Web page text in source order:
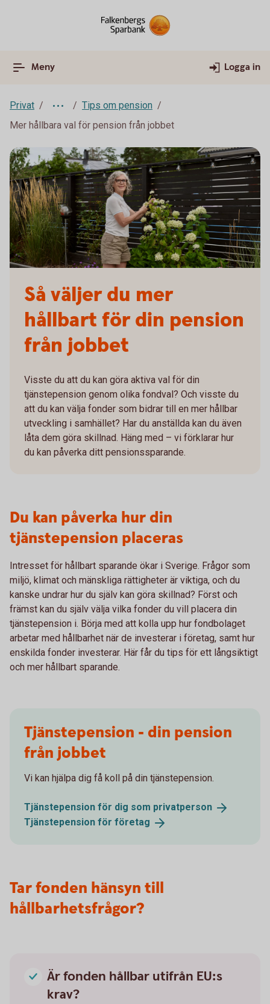
Meny Logga in
Privat
Tips om pension
Mer hållbara val för pension från jobbet
Så väljer du mer
hållbart för din pension
från jobbet
Visste du att du kan göra aktiva val för din
tjänstepension genom olika fondval? Och visste du
att du kan välja fonder som bidrar till en mer hållbar
utveckling i samhället? Har du anställda kan du även
låta dem göra skillnad. Häng med – vi förklarar hur
du kan påverka ditt pensionssparande.
Du kan påverka hur din
tjänstepension placeras
Intresset för hållbart sparande ökar i Sverige. Frågor som
miljö, klimat och mänskliga rättigheter är viktiga, och du
kanske undrar hur du själv kan göra skillnad? Först och
främst kan du själv välja vilka fonder du vill placera din
tjänstepension i. Börja med att kolla upp hur fondbolaget
arbetar med hållbarhet när de investerar i företag, samt hur
enskilda fonder investerar. Här får du tips för ett långsiktigt
och mer hållbart sparande.
Tjänstepension - din pension
från jobbet
Vi kan hjälpa dig få koll på din tjänstepension.
Tjänstepension för dig som privatperson
Tjänstepension för företag
Tar fonden hänsyn till
hållbarhetsfrågor?
Är fonden hållbar utifrån EU:s
krav?